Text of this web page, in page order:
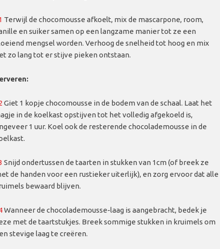
Terwijl de chocomousse afkoelt, mix de mascarpone, room,
en suiker samen op een langzame manier tot ze een
mengsel worden. Verhoog de snelheid tot hoog en mix
zo lang tot er stijve pieken ontstaan.
Giet 1 kopje chocomousse in de bodem van de schaal. Laat het
in de koelkast opstijven tot het volledig afgekoeld is,
1 uur. Koel ook de resterende chocolademousse in de
Snijd ondertussen de taarten in stukken van 1cm (of breek ze
de handen voor een rustieker uiterlijk), en zorg ervoor dat alle
bewaard blijven.
Wanneer de chocolademousse-laag is aangebracht, bedek je
met de taartstukjes. Breek sommige stukken in kruimels om
stevige laag te creëren.